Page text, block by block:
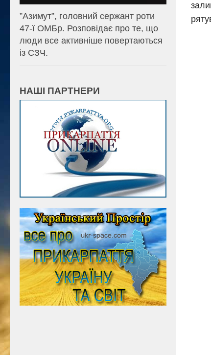
⁨”Азимут”, головний сержант роти
47-ї ОМБр. Розповідає про те, що
люди все активніше повертаються
із СЗЧ.
НАШІ ПАРТНЕРИ